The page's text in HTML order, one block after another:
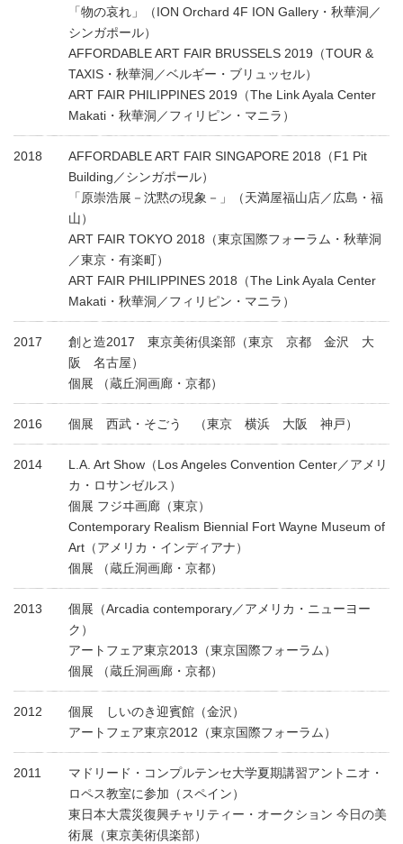
「物の哀れ」（ION Orchard 4F ION Gallery・秋華洞／
シンガポール）
AFFORDABLE ART FAIR BRUSSELS 2019（TOUR &
TAXIS・秋華洞／ベルギー・ブリュッセル）
ART FAIR PHILIPPINES 2019（The Link Ayala Center
Makati・秋華洞／フィリピン・マニラ）
2018
AFFORDABLE ART FAIR SINGAPORE 2018（F1 Pit
Building／シンガポール）
「原崇浩展－沈黙の現象－」（天満屋福山店／広島・福
山）
ART FAIR TOKYO 2018（東京国際フォーラム・秋華洞
／東京・有楽町）
ART FAIR PHILIPPINES 2018（The Link Ayala Center
Makati・秋華洞／フィリピン・マニラ）
2017
創と造2017 東京美術倶楽部（東京 京都 金沢 大
阪 名古屋）
個展 （蔵丘洞画廊・京都）
2016 個展 西武・そごう （東京 横浜 大阪 神戸）
2014
L.A. Art Show（Los Angeles Convention Center／アメリ
カ・ロサンゼルス）
個展 フジヰ画廊（東京）
Contemporary Realism Biennial Fort Wayne Museum of
Art（アメリカ・インディアナ）
個展 （蔵丘洞画廊・京都）
2013
個展（Arcadia contemporary／アメリカ・ニューヨー
ク）
アートフェア東京2013（東京国際フォーラム）
個展 （蔵丘洞画廊・京都）
2012
個展 しいのき迎賓館（金沢）
アートフェア東京2012（東京国際フォーラム）
2011
マドリード・コンプルテンセ大学夏期講習アントニオ・
ロペス教室に参加（スペイン）
東日本大震災復興チャリティー・オークション 今日の美
術展（東京美術倶楽部）